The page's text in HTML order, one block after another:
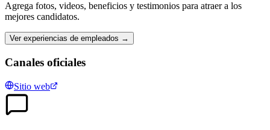
Agrega fotos, videos, beneficios y testimonios para atraer a los
mejores candidatos.
Ver experiencias de empleados →
Canales oficiales
Sitio web